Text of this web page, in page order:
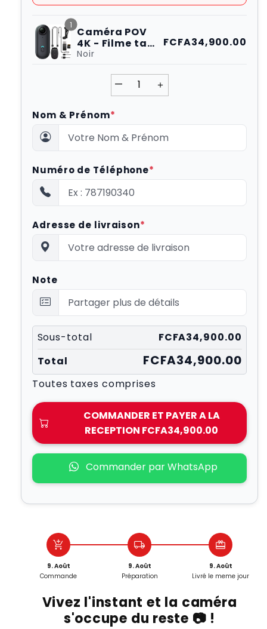
1
Caméra POV
4K - Filme ta
vie. Les deux
Noir
FCFA34,900.00
— ＋
Nom & Prénom*
Numéro de Téléphone*
Adresse de livraison*
Note
Sous-total
FCFA34,900.00
Total
FCFA34,900.00
Toutes taxes comprises
COMMANDER ET PAYER A LA
RECEPTION FCFA34,900.00
Commander par WhatsApp
add_shopping_cart
9. Août
Commande
local_shipping
9. Août
Préparation
redeem
9. Août
Livré le meme jour
Vivez l'instant et la caméra
s'occupe du reste 📷 !